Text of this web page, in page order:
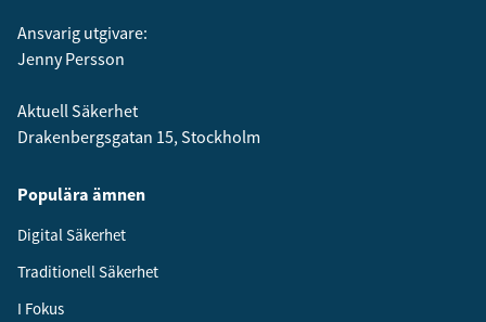
Ansvarig utgivare:
Jenny Persson
Aktuell Säkerhet
Drakenbergsgatan 15, Stockholm
Populära ämnen
Digital Säkerhet
Traditionell Säkerhet
I Fokus